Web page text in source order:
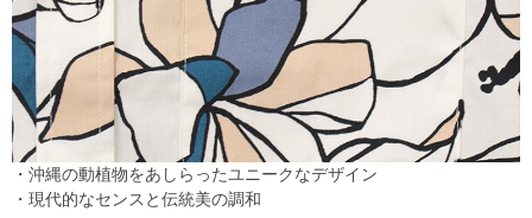
・沖縄の動植物をあしらったユニークなデザイン
・現代的なセンスと伝統美の調和